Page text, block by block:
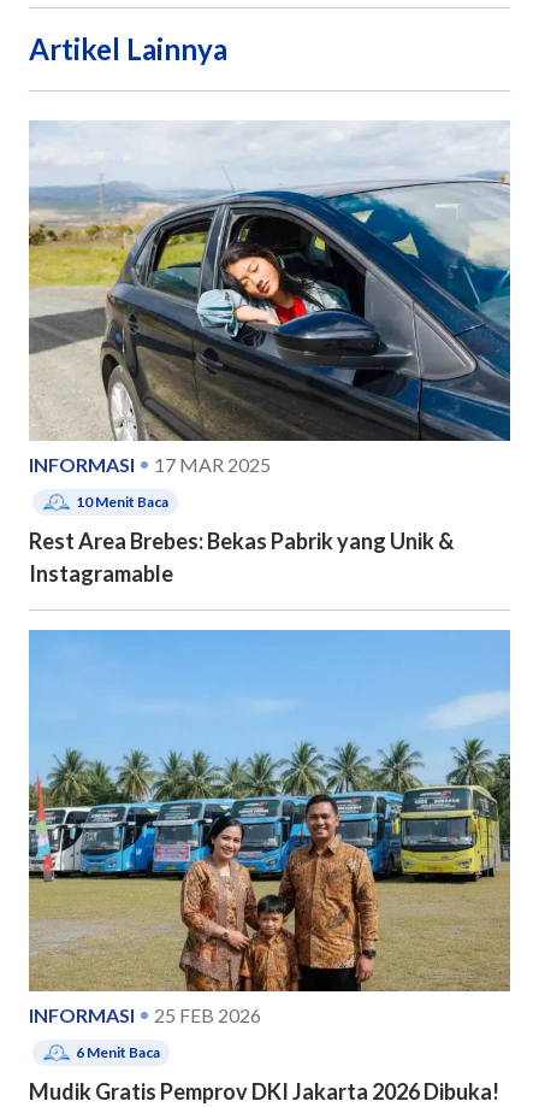
Artikel Lainnya
INFORMASI 17 MAR 2025
10Menit Baca
Rest Area Brebes: Bekas Pabrik yang Unik &
Instagramable
INFORMASI 25 FEB 2026
6 Menit Baca
Mudik Gratis Pemprov DKI Jakarta 2026 Dibuka!